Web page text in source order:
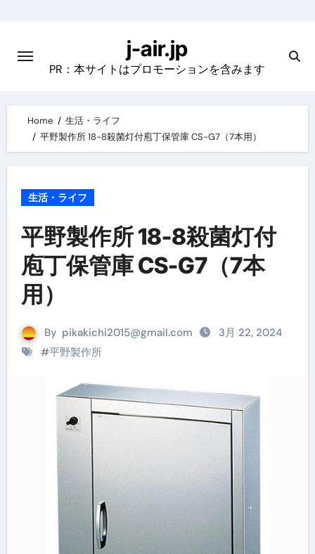
content
j-air.jp
PR：本サイトはプロモーションを含みます
Home
生活・ライフ
平野製作所 18-8殺菌灯付庖丁保管庫 CS-G7（7本用）
生活・ライフ
平野製作所 18-8殺菌灯付
庖丁保管庫 CS-G7（7本
用）
By pikakichi2015@gmail.com
3月 22, 2024
#平野製作所